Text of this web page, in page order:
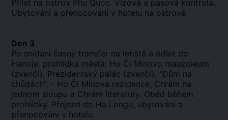
Přílet na ostrov Phu Quoc. Vízová a pasová kontrola.
Ubytování a přenocování v hotelu na ostrově.
Den 3
Po snídani časný transfer na letiště a odlet do
Hanoje. prohlídka města: Ho Či Minovo mauzoleum
(zvenčí), Prezidentský palác (zvenčí), "Dům na
chůdách". - Ho Či Minova rezidence, Chrám na
jednom sloupu a Chrám literatury. Oběd během
prohlídky. Přejezd do Ha Longu, ubytování a
přenocování v hotelu.